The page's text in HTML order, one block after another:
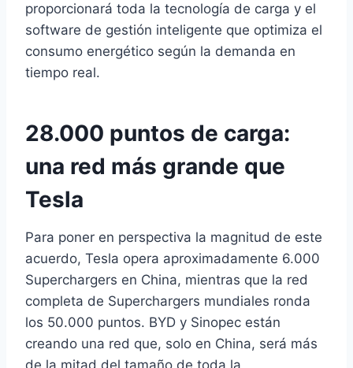
proporcionará toda la tecnología de carga y el
software de gestión inteligente que optimiza el
consumo energético según la demanda en
tiempo real.
28.000 puntos de carga:
una red más grande que
Tesla
Para poner en perspectiva la magnitud de este
acuerdo, Tesla opera aproximadamente 6.000
Superchargers en China, mientras que la red
completa de Superchargers mundiales ronda
los 50.000 puntos. BYD y Sinopec están
creando una red que, solo en China, será más